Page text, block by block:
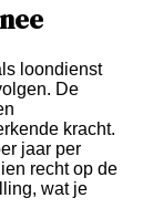
loondienst
De
kracht.
jaar per
recht op de
wat je